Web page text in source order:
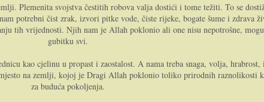
Plemenita svojstva čestitih robova valja dostići i tome težiti. To se
potrebni čist zrak, izvori pitke vode, čiste rijeke, bogate šume i zdrava
tih vrijednosti. Njih nam je Allah poklonio ali one nisu nepotrošne,
gubitku svi.
kao cjelinu u propast i zaostalost. A nama treba snaga, volja,
na zemlji, kojoj je Dragi Allah poklonio toliko prirodnih raznolikosti
za buduća pokoljenja.